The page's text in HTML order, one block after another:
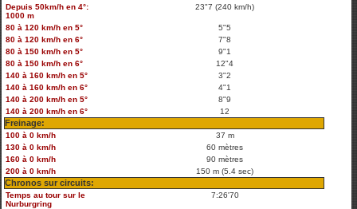
Depuis 50km/h en 4°:
1000 m
23"7 (240 km/h)
80 à 120 km/h en 5°
5"5
80 à 120 km/h en 6°
7"8
80 à 150 km/h en 5°
9"1
80 à 150 km/h en 6°
12"4
140 à 160 km/h en 5°
3"2
140 à 160 km/h en 6°
4"1
140 à 200 km/h en 5°
8"9
140 à 200 km/h en 6°
12
Freinage:
100 à 0 km/h
37 m
130 à 0 km/h
60 mètres
160 à 0 km/h
90 mètres
200 à 0 km/h
150 m (5.4 sec)
Chronos sur circuits:
Temps au tour sur le
Nurburgring
7:26'70